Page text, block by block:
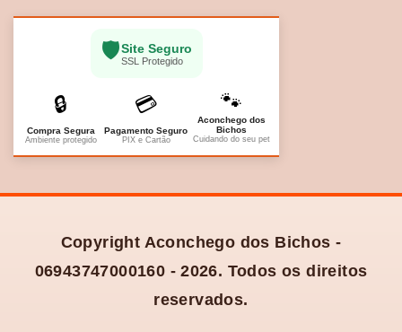
🛡️Site Seguro
SSL Protegido
🔒
Compra Segura
Ambiente protegido
💳
Pagamento Seguro
PIX e Cartão
🐾
Aconchego dos
Bichos
Cuidando do seu pet
Copyright Aconchego dos Bichos -
06943747000160 - 2026. Todos os direitos
reservados.